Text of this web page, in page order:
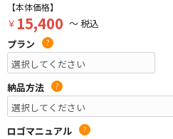
【本体価格】
￥ 15,400 ～ 税込
プラン
?
納品方法 ?
ロゴマニュアル ?